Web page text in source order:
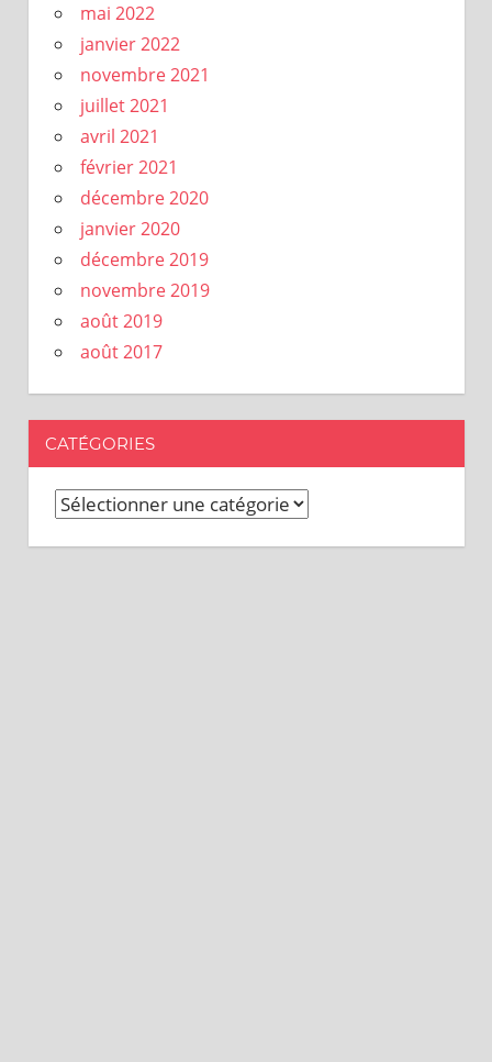
mai 2022
janvier 2022
novembre 2021
juillet 2021
avril 2021
février 2021
décembre 2020
janvier 2020
décembre 2019
novembre 2019
août 2019
août 2017
CATÉGORIES